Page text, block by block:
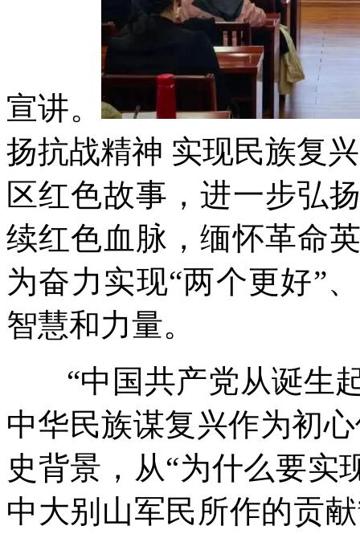
宣讲。
扬抗战精神 实现民族复
区红色故事，进一步弘
续红色血脉，缅怀革命
为奋力实现“两个更好”
智慧和力量。
“中国共产党从诞生起
中华民族谋复兴作为初
史背景，从“为什么要实
中大别山军民所作的贡